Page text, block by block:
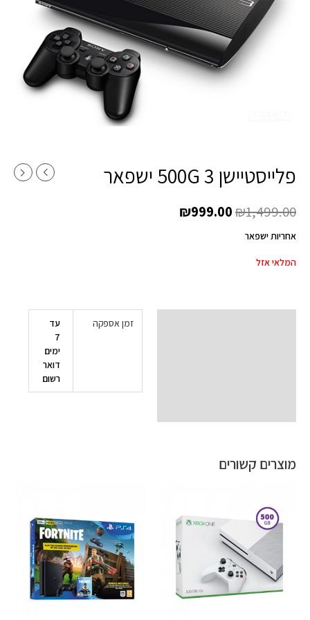
פלייסטיישן 3 500G ישפאר
₪1,499.00
₪999.00
אחריות ישפאר
המלאי אזל
זמן אספקה
עד
7
ימים
דואר
רשום
מוצרים קשורים